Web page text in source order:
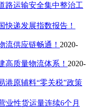
路运输安全集中整治工
快递发展指数报告！
流供应链畅通！ 2020-
高质量物流体系！ 2020-
港原辅料“零关税”政策
业性货运量连续6个月